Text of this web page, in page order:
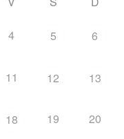
4 5 6
11 12 13
18 19 20